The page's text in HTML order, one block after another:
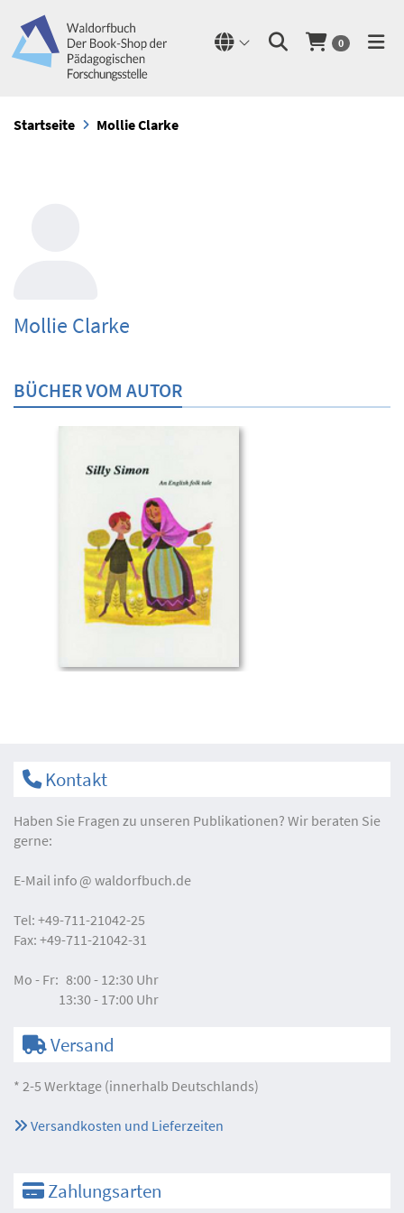
0
Startseite Mollie Clarke
Mollie Clarke
BÜCHER VOM AUTOR
Kontakt
Haben Sie Fragen zu unseren Publikationen? Wir beraten Sie
gerne:
E-Mail info waldorfbuch.de
Tel: +49-711-21042-25
Fax: +49-711-21042-31
Mo - Fr: 8:00 - 12:30 Uhr
13:30 - 17:00 Uhr
Versand
* 2-5 Werktage (innerhalb Deutschlands)
Versandkosten und Lieferzeiten
Zahlungsarten